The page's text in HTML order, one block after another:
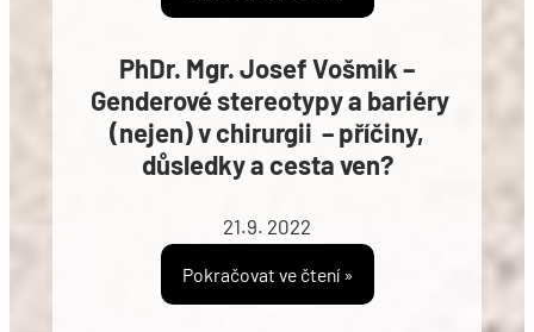
PhDr. Mgr. Josef Vošmik –
Genderové stereotypy a bariéry
(nejen) v chirurgii – příčiny,
důsledky a cesta ven?
21.9. 2022
Pokračovat ve čtení »